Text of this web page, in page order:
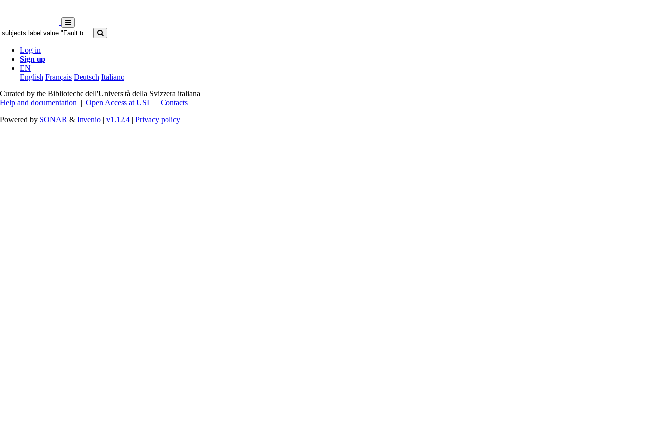
Log in
Sign up
EN
English Français Deutsch Italiano
Curated by the Biblioteche dell'Università della Svizzera italiana
Help and documentation | Open Access at USI | Contacts
Powered by SONAR & Invenio | v1.12.4 | Privacy policy